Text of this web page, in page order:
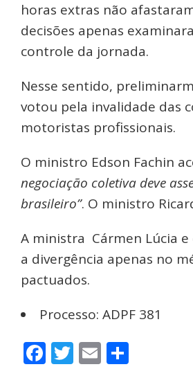
horas extras não
decisões apenas
controle da jornada.
Nesse sentido,
votou pela invalidade das
motoristas profissionais.
O ministro Edson Fachin
negociação coletiva deve
brasileiro”. O ministro
A ministra Cármen Lúcia
a divergência apenas no
pactuados.
Processo: ADPF 381
Facebook
Twitter
Email